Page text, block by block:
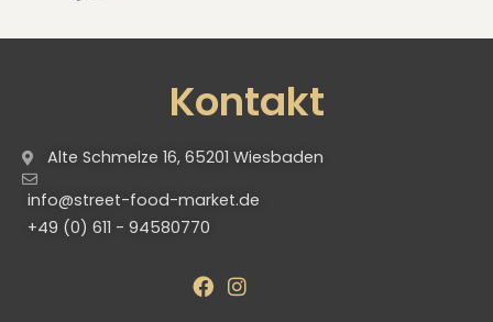
Kontakt
Alte Schmelze 16, 65201 Wiesbaden
info@street-food-market.de
+49 (0) 611 - 94580770